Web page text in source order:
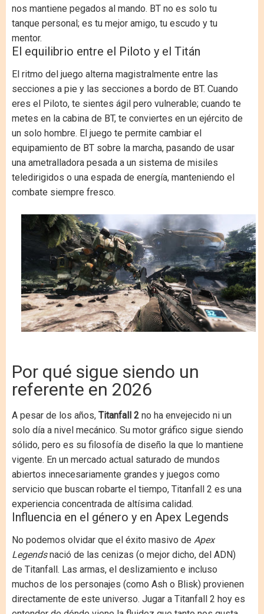
nos mantiene pegados al mando. BT no es solo tu
tanque personal; es tu mejor amigo, tu escudo y tu
mentor.
El equilibrio entre el Piloto y el Titán
El ritmo del juego alterna magistralmente entre las
secciones a pie y las secciones a bordo de BT. Cuando
eres el Piloto, te sientes ágil pero vulnerable; cuando te
metes en la cabina de BT, te conviertes en un ejército de
un solo hombre. El juego te permite cambiar el
equipamiento de BT sobre la marcha, pasando de usar
una ametralladora pesada a un sistema de misiles
teledirigidos o una espada de energía, manteniendo el
combate siempre fresco.
Por qué sigue siendo un
referente en 2026
A pesar de los años, Titanfall 2 no ha envejecido ni un
solo día a nivel mecánico. Su motor gráfico sigue siendo
sólido, pero es su filosofía de diseño la que lo mantiene
vigente. En un mercado actual saturado de mundos
abiertos innecesariamente grandes y juegos como
servicio que buscan robarte el tiempo, Titanfall 2 es una
experiencia concentrada de altísima calidad.
Influencia en el género y en Apex Legends
No podemos olvidar que el éxito masivo de Apex
Legendsnació de las cenizas (o mejor dicho, del ADN)
de Titanfall. Las armas, el deslizamiento e incluso
muchos de los personajes (como Ash o Blisk) provienen
directamente de este universo. Jugar a Titanfall 2 hoy es